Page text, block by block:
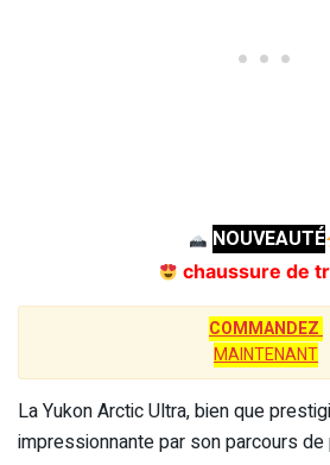
NOUVEAUTÉ
chaussure de
COMMANDEZ
MAINTENANT
La Yukon Arctic Ultra, bien que
impressionnante par son parcours de